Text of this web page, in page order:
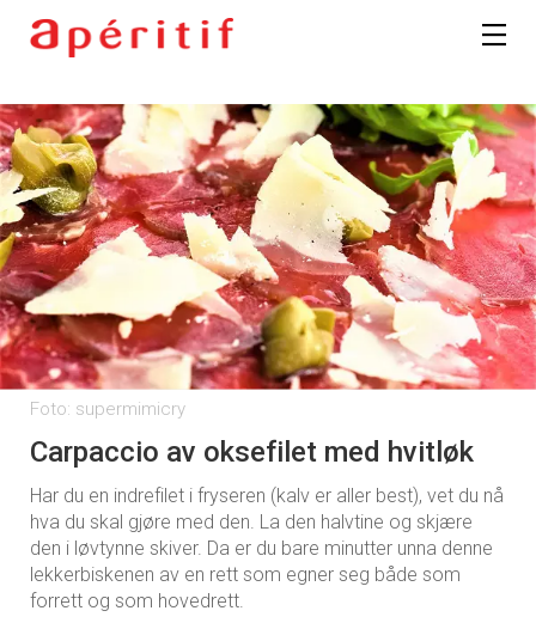
Foto: supermimicry
Carpaccio av oksefilet med hvitløk
Har du en indrefilet i fryseren (kalv er aller best), vet du nå
hva du skal gjøre med den. La den halvtine og skjære
den i løvtynne skiver. Da er du bare minutter unna denne
lekkerbiskenen av en rett som egner seg både som
forrett og som hovedrett.